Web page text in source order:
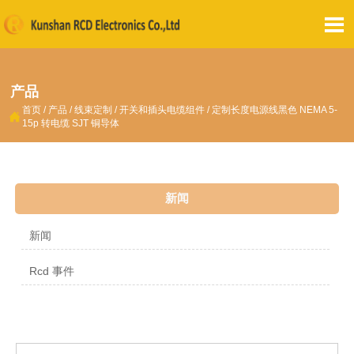

产品
 首页 / 产品 /线束定制 /开关和插头电缆组件 / 定制长度电源线黑色 NEMA 5-
15p 转电缆 SJT 铜导体
新闻
新闻
Rcd 事件